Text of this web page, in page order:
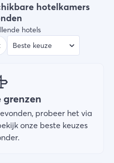
hotelkamers
hotels
grenzen
probeer het via
onze beste keuzes